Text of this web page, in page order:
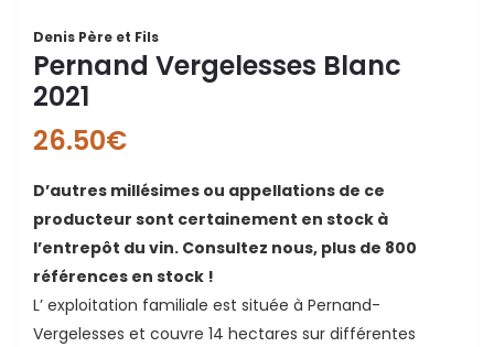
Denis Père et Fils
Pernand Vergelesses Blanc
2021
26.50€
D’autres millésimes ou appellations de ce
producteur sont certainement en stock à
l’entrepôt du vin. Consultez nous, plus de 800
références en stock !
L’ exploitation familiale est située à Pernand-
Vergelesses et couvre 14 hectares sur différentes